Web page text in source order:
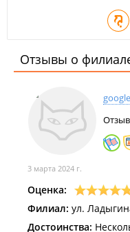
Отзывы о
3 марта 2024 г.
Оценка:
Филиал: ул.
Достоинства: